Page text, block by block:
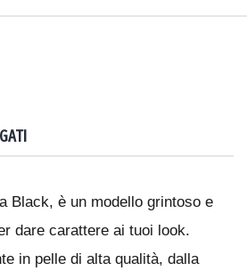
Black, è un modello grintoso e
dare carattere ai tuoi look.
in pelle di alta qualità, dalla